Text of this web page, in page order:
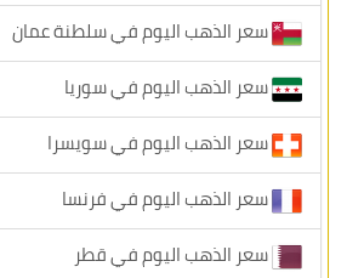
سعر الذهب اليوم في سلطنة عمان
سعر الذهب اليوم في سوريا
سعر الذهب اليوم في سويسرا
سعر الذهب اليوم في فرنسا
سعر الذهب اليوم في قطر